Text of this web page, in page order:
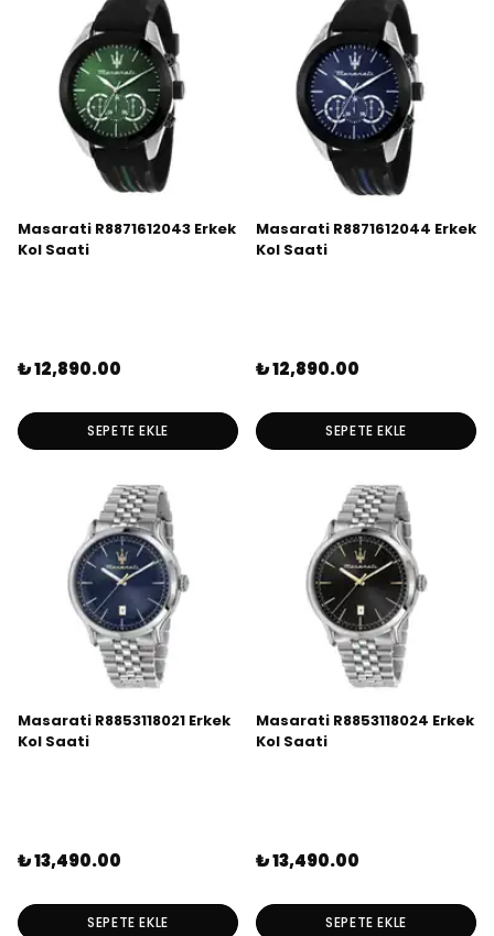
Masarati R8871612043 Erkek
Kol Saati
₺ 12,890.00
SEPETE EKLE
Masarati R8871612044 Erkek
Kol Saati
₺ 12,890.00
SEPETE EKLE
Masarati R8853118021 Erkek
Kol Saati
₺ 13,490.00
SEPETE EKLE
Masarati R8853118024 Erkek
Kol Saati
₺ 13,490.00
SEPETE EKLE